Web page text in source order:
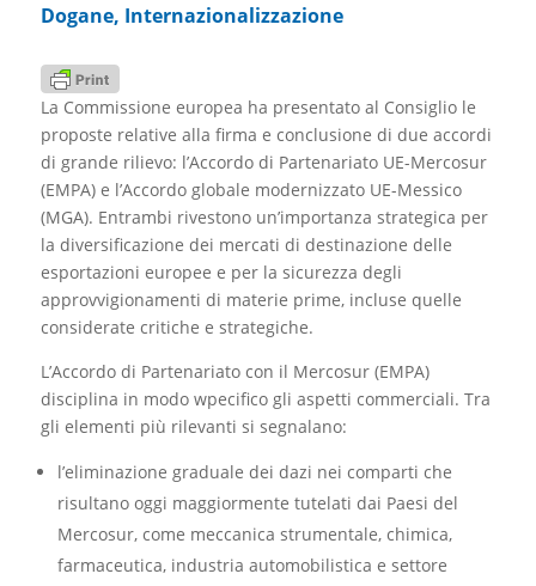
Dogane, Internazionalizzazione
La Commissione europea ha presentato al Consiglio le
proposte relative alla firma e conclusione di due accordi
di grande rilievo: l’Accordo di Partenariato UE-Mercosur
(EMPA) e l’Accordo globale modernizzato UE-Messico
(MGA). Entrambi rivestono un’importanza strategica per
la diversificazione dei mercati di destinazione delle
esportazioni europee e per la sicurezza degli
approvvigionamenti di materie prime, incluse quelle
considerate critiche e strategiche.
L’Accordo di Partenariato con il Mercosur (EMPA)
disciplina in modo wpecifico gli aspetti commerciali. Tra
gli elementi più rilevanti si segnalano:
l’eliminazione graduale dei dazi nei comparti che
risultano oggi maggiormente tutelati dai Paesi del
Mercosur, come meccanica strumentale, chimica,
farmaceutica, industria automobilistica e settore